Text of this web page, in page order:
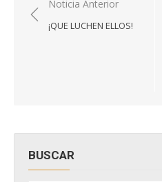
Navegación
de
Noticia Anterior
¡QUE LUCHEN ELLOS!
BUSCAR